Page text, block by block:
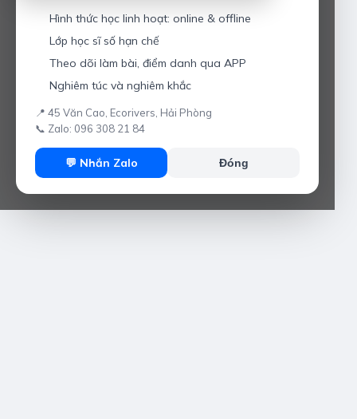
Hình thức học linh hoạt: online & offline
Lớp học sĩ số hạn chế
Theo dõi làm bài, điểm danh qua APP
Nghiêm túc và nghiêm khắc
📍 45 Văn Cao, Ecorivers, Hải Phòng
📞 Zalo: 096 308 21 84
💬 Nhắn Zalo Đóng